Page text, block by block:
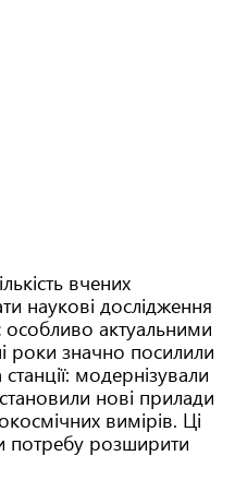
вчених
наукові дослідження
особливо актуальними
роки значно посилили
модернізували
нові прилади
вимірів. Ці
потребу розширити